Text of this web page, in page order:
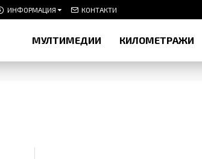
ИНФОРМАЦИЯ КОНТАКТИ
МУЛТИМЕДИИ КИЛОМЕТРАЖИ